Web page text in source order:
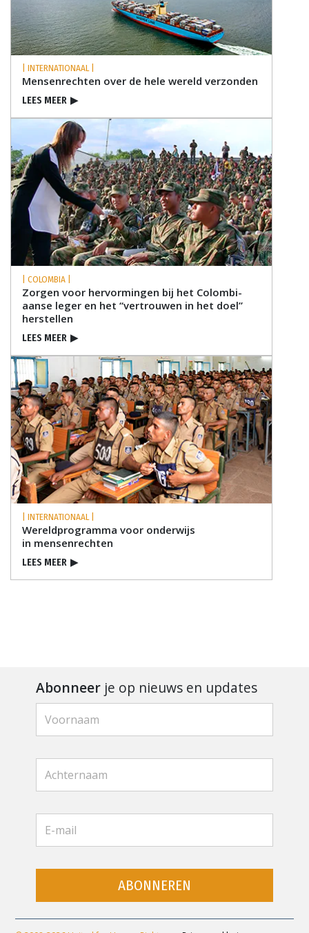
| INTERNATIONAAL |
Mensenrechten over de hele wereld verzonden
LEES MEER ▶
| COLOMBIA |
Zorgen voor hervormingen bij het Colom­bi­
aanse leger en het “vertrouwen in het doel”
herstellen
LEES MEER ▶
| INTERNATIONAAL |
Wereldprogramma voor onderwijs
in mensenrechten
LEES MEER ▶
Abonneer je op nieuws en updates
ABONNEREN